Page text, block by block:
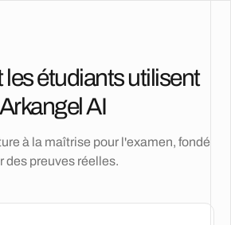
étudiants utilisent
Arkangel AI
à la maîtrise pour l'examen, fondé
des preuves réelles.